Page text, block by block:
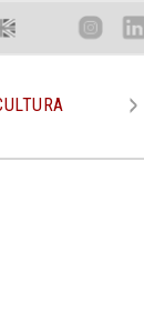
Inst Lin